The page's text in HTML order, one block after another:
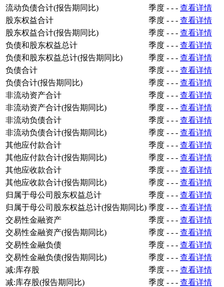
流动负债合计(报告期同比)
季度 - - - 查看详情
股东权益合计
季度 - - - 查看详情
股东权益合计(报告期同比)
季度 - - - 查看详情
负债和股东权益总计
季度 - - - 查看详情
负债和股东权益总计(报告期同比)
季度 - - - 查看详情
负债合计
季度 - - - 查看详情
负债合计(报告期同比)
季度 - - - 查看详情
非流动资产合计
季度 - - - 查看详情
非流动资产合计(报告期同比)
季度 - - - 查看详情
非流动负债合计
季度 - - - 查看详情
非流动负债合计(报告期同比)
季度 - - - 查看详情
其他应付款合计
季度 - - - 查看详情
其他应付款合计(报告期同比)
季度 - - - 查看详情
其他应收款合计
季度 - - - 查看详情
其他应收款合计(报告期同比)
季度 - - - 查看详情
归属于母公司股东权益总计
季度 - - - 查看详情
归属于母公司股东权益总计(报告期同比) 季度 - - - 查看详情
交易性金融资产
季度 - - - 查看详情
交易性金融资产(报告期同比)
季度 - - - 查看详情
交易性金融负债
季度 - - - 查看详情
交易性金融负债(报告期同比)
季度 - - - 查看详情
减:库存股
季度 - - - 查看详情
减:库存股(报告期同比)
季度 - - - 查看详情